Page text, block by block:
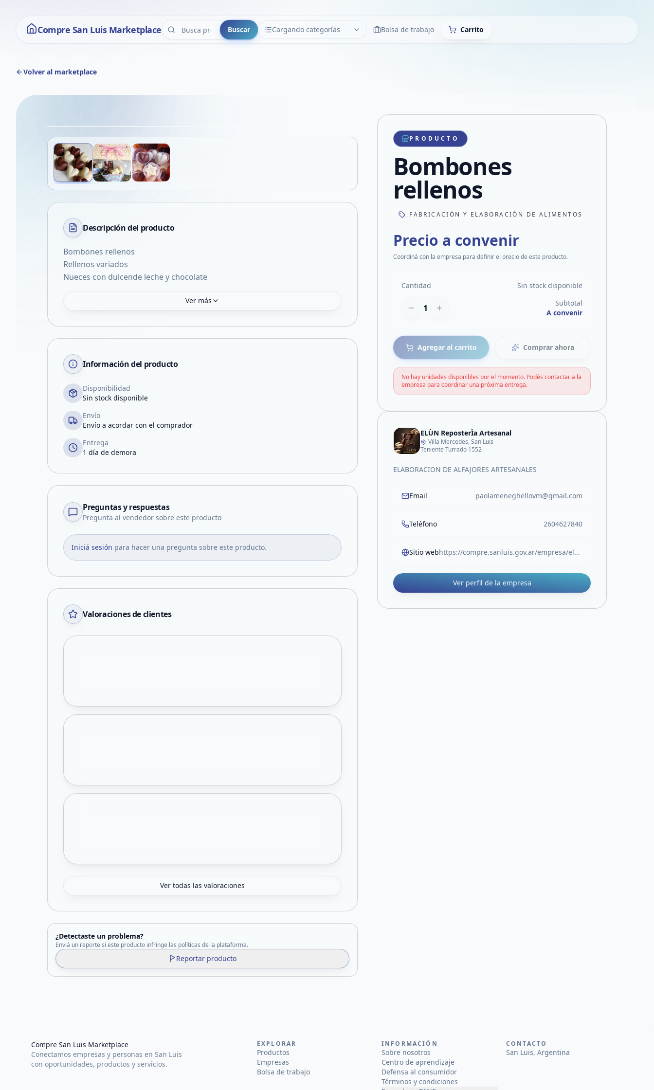
Compre San Luis Marketplace Buscar Cargando categorías
CATEGORÍAS LimpiarBolsa de trabajo Carrito
Volver al marketplace
Compartir producto
Compartir por WhatsApp
Compartir por mail
Compartir en Facebook
Compartir en X
Descripción del producto
Bombones rellenos
Rellenos variados
Nueces con dulcende leche y chocolate
Ver más
Información del producto
Disponibilidad
Sin stock disponible
Envío
Envío a acordar con el comprador
Entrega
1 día de demora
Preguntas y respuestas
Pregunta al vendedor sobre este producto
Iniciá sesión para hacer una pregunta sobre este producto.
Valoraciones de clientes
Ver todas las valoraciones
¿Detectaste un problema?
Enviá un reporte si este producto infringe las políticas de la plataforma.
Reportar producto
PRODUCTO
Bombones
rellenos
FABRICACIÓN Y ELABORACIÓN DE ALIMENTOS
Precio a convenir
Coordiná con la empresa para definir el precio de este producto.
Cantidad Sin stock disponible
1
Subtotal
A convenir
Agregar al carrito Comprar ahora
No hay unidades disponibles por el momento. Podés contactar a la
empresa para coordinar una próxima entrega.
ELÙN ReposterÌa Artesanal
Villa Mercedes, San Luis
Teniente Turrado 1552
ELABORACION DE ALFAJORES ARTESANALES
Email paolameneghellovm@gmail.com
Teléfono 2604627840
Sitio web https://compre.sanluis.gov.ar/empresa/elun-reposteria-artesanal
Ver perfil de la empresa
Compre San Luis Marketplace
Conectamos empresas y personas en San Luis
con oportunidades, productos y servicios.
EXPLORAR
Productos
Empresas
Bolsa de trabajo
INFORMACIÓN
Sobre nosotros
Centro de aprendizaje
Defensa al consumidor
Términos y condiciones
CONTACTO
San Luis, Argentina